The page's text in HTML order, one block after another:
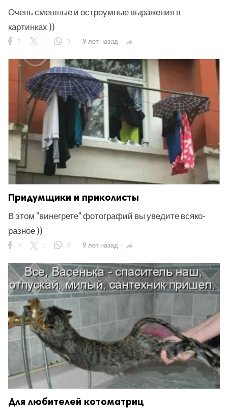
Очень смешные и остроумные выражения в
картинках ))
2 1 0 9 лет назад 
Придумщики и приколисты
В этом "винегрете" фотографий вы уведите всяко-
разное ))
0 1 0 9 лет назад 
Для любителей котоматриц